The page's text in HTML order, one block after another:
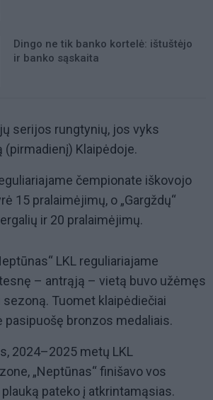
Dingo ne tik banko kortelė: ištuštėjo
ir banko sąskaita
serijos rungtynių, jos vyks
(pirmadienį) Klaipėdoje.
čempionate iškovojo
15 pralaimėjimų, o „Gargždų“
ir 20 pralaimėjimų.
LKL reguliariajame
– antrąją – vietą buvo užėmęs
Tuomet klaipėdiečiai
pasipuošę bronzos medaliais.
2024–2025 metų LKL
„Neptūnas“ finišavo vos
pateko į atkrintamąsias.